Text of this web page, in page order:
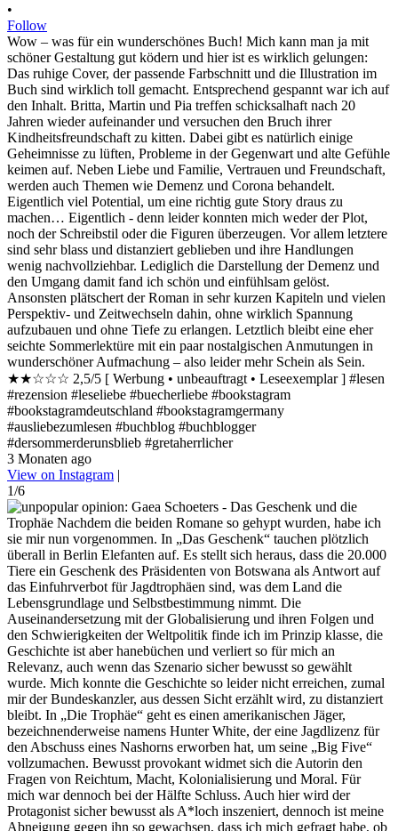
•
Follow
Wow – was für ein wunderschönes Buch! Mich kann man ja mit
schöner Gestaltung gut ködern und hier ist es wirklich gelungen:
Das ruhige Cover, der passende Farbschnitt und die Illustration im
Buch sind wirklich toll gemacht. Entsprechend gespannt war ich auf
den Inhalt. Britta, Martin und Pia treffen schicksalhaft nach 20
Jahren wieder aufeinander und versuchen den Bruch ihrer
Kindheitsfreundschaft zu kitten. Dabei gibt es natürlich einige
Geheimnisse zu lüften, Probleme in der Gegenwart und alte Gefühle
keimen auf. Neben Liebe und Familie, Vertrauen und Freundschaft,
werden auch Themen wie Demenz und Corona behandelt.
Eigentlich viel Potential, um eine richtig gute Story draus zu
machen… Eigentlich - denn leider konnten mich weder der Plot,
noch der Schreibstil oder die Figuren überzeugen. Vor allem letztere
sind sehr blass und distanziert geblieben und ihre Handlungen
wenig nachvollziehbar. Lediglich die Darstellung der Demenz und
den Umgang damit fand ich schön und einfühlsam gelöst.
Ansonsten plätschert der Roman in sehr kurzen Kapiteln und vielen
Perspektiv- und Zeitwechseln dahin, ohne wirklich Spannung
aufzubauen und ohne Tiefe zu erlangen. Letztlich bleibt eine eher
seichte Sommerlektüre mit ein paar nostalgischen Anmutungen in
wunderschöner Aufmachung – also leider mehr Schein als Sein.
★★☆☆☆ 2,5/5 [ Werbung • unbeauftragt • Leseexemplar ] #lesen
#rezension #leseliebe #buecherliebe #bookstagram
#bookstagramdeutschland #bookstagramgermany
#ausliebezumlesen #buchblog #buchblogger
#dersommerderunsblieb #gretaherrlicher
3 Monaten ago
View on Instagram |
1/6